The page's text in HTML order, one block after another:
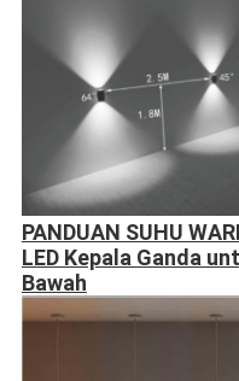
PANDUAN SUHU
LED Kepala Ganda
Bawah